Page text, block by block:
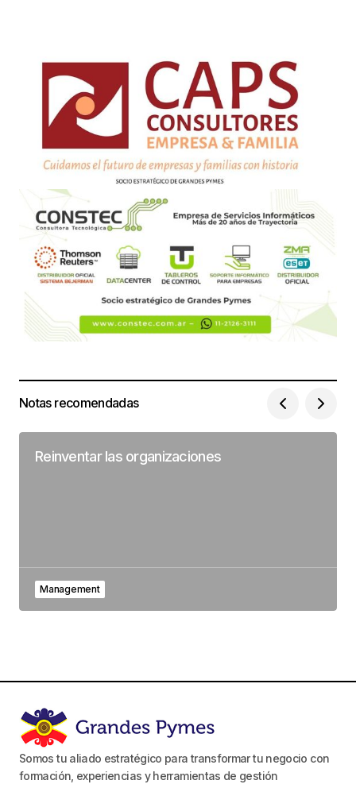
Notas recomendadas
Reinventar las organizaciones
Management
Somos tu aliado estratégico para transformar tu negocio con
formación, experiencias y herramientas de gestión